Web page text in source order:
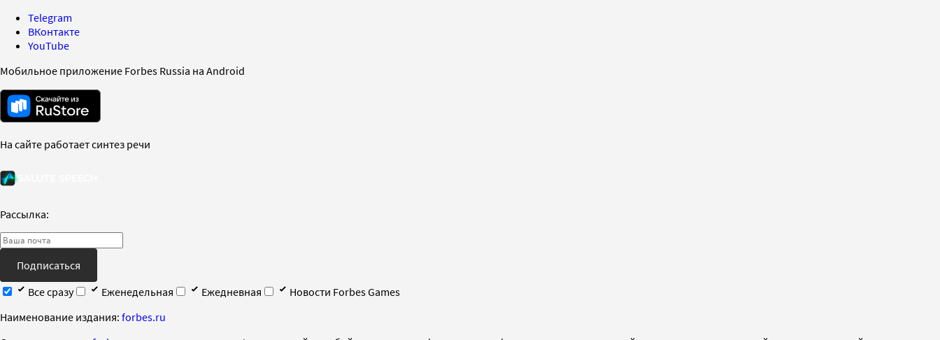
Telegram
ВКонтакте
YouTube
Мобильное приложение Forbes Russia на Android
На сайте работает синтез речи
Рассылка:
Подписаться
Все сразу
Еженедельная Ежедневная
Новости Forbes Games
Наименование издания: forbes.ru